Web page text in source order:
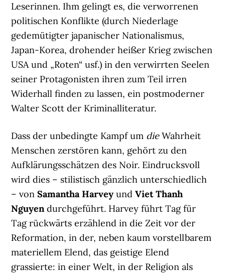
Leserinnen. Ihm gelingt es, die verworrenen
politischen Konflikte (durch Niederlage
gedemütigter japanischer Nationalismus,
Japan-Korea, drohender heißer Krieg zwischen
USA und „Roten“ usf.) in den verwirrten Seelen
seiner Protagonisten ihren zum Teil irren
Widerhall finden zu lassen, ein postmoderner
Walter Scott der Kriminalliteratur.
Dass der unbedingte Kampf um dieWahrheit
Menschen zerstören kann, gehört zu den
Aufklärungsschätzen des Noir. Eindrucksvoll
wird dies – stilistisch gänzlich unterschiedlich
– vonSamantha Harvey undViet Thanh
Nguyendurchgeführt. Harvey führt Tag für
Tag rückwärts erzählend in die Zeit vor der
Reformation, in der, neben kaum vorstellbarem
materiellem Elend, das geistige Elend
grassierte: in einer Welt, in der Religion als